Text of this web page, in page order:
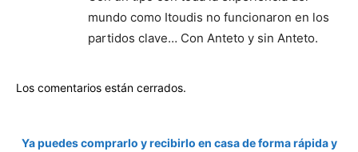
mundo como Itoudis no funcionaron en los
partidos clave… Con Anteto y sin Anteto.
Los comentarios están cerrados.
Ya puedes comprarlo y recibirlo en casa de forma rápida y